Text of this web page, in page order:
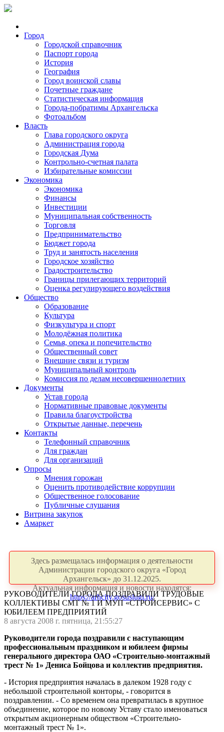
Город
Городской справочник
Паспорт города
История
География
Город воинской славы
Почетные граждане
Статистическая информация
Города-побратимы Архангельска
Фотоальбом
Власть
Глава городского округа
Администрация города
Городская Дума
Контрольно-счетная палата
Избирательные комиссии
Экономика
Экономика
Финансы
Инвестиции
Муниципальная собственность
Торговля
Предпринимательство
Бюджет города
Труд и занятость населения
Городское хозяйство
Градостроительство
Границы прилегающих территорий
Оценка регулирующего воздействия
Общество
Образование
Культура
Физкультура и спорт
Молодёжная политика
Семья, опека и попечительство
Общественный совет
Внешние связи и туризм
Муниципальный контроль
Комиссия по делам несовершеннолетних
Документы
Устав города
Нормативные правовые документы
Правила благоустройства
Открытые данные, перечень
Контакты
Телефонный справочник
Для граждан
Для организаций
Опросы
Мнения горожан
Оценить противодействие коррупции
Общественное голосование
Публичные слушания
Витрина закупок
Амаркет
Здесь размещалась информация о деятельности
Администрации городского округа «Город
Архангельск» до 31.12.2025.
Актуальная информация и новости находятся:
https://arhcity.gosuslugi.ru/
РУКОВОДИТЕЛИ ГОРОДА ПОЗДРАВИЛИ ТРУДОВЫЕ
КОЛЛЕКТИВЫ СМТ № 1 И МУП «СТРОЙСЕРВИС» С
ЮБИЛЕЕМ ПРЕДПРИЯТИЙ
8 августа 2008 г. пятница, 21:55:27
Руководители города поздравили с наступающим
профессиональным праздником и юбилеем фирмы
генерального директора ОАО «Строительно-монтажный
трест № 1» Дениса Бойцова и коллектив предприятия.
- История предприятия началась в далеком 1928 году с
небольшой строительной конторы, - говорится в
поздравлении. - Со временем она превратилась в крупное
объединение, которое по новому Уставу стало именоваться
открытым акционерным обществом «Строительно-
монтажный трест № 1».